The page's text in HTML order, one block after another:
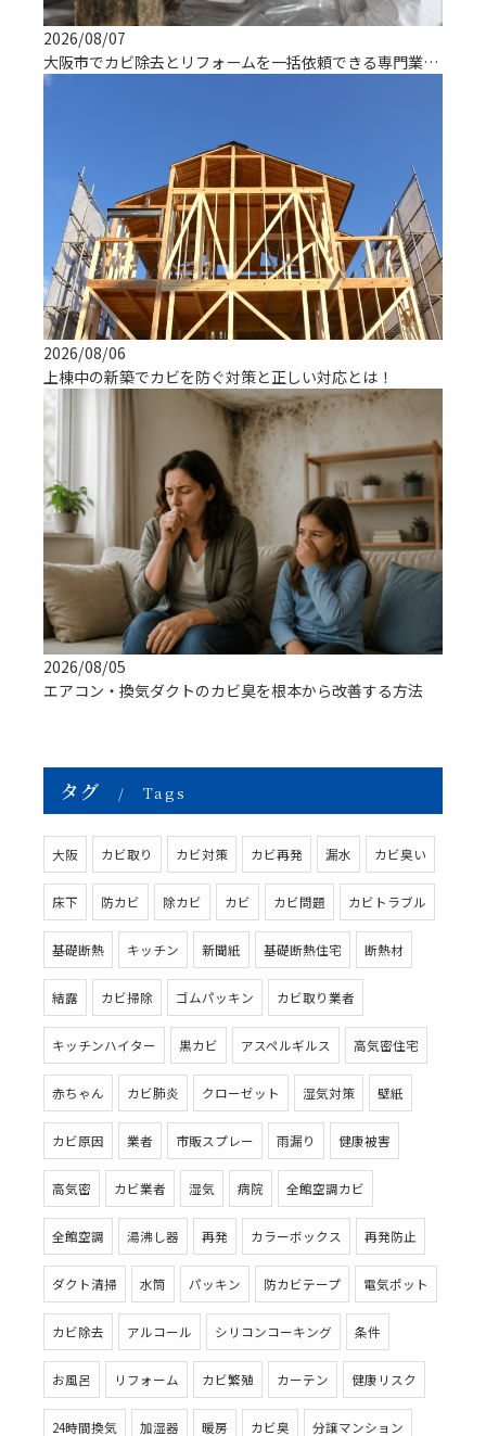
2026/08/07
大阪市でカビ除去とリフォームを一括依頼できる専門業者の選び方
2026/08/06
上棟中の新築でカビを防ぐ対策と正しい対応とは！
2026/08/05
エアコン・換気ダクトのカビ臭を根本から改善する方法
タグ Tags
大阪 カビ取り カビ対策 カビ再発 漏水 カビ臭い
床下 防カビ 除カビ カビ カビ問題 カビトラブル
基礎断熱 キッチン 新聞紙 基礎断熱住宅 断熱材
結露 カビ掃除 ゴムパッキン カビ取り業者
キッチンハイター 黒カビ アスペルギルス 高気密住宅
赤ちゃん カビ肺炎 クローゼット 湿気対策 壁紙
カビ原因 業者 市販スプレー 雨漏り 健康被害
高気密 カビ業者 湿気 病院 全館空調カビ
全館空調 湯沸し器 再発 カラーボックス 再発防止
ダクト清掃 水筒 パッキン 防カビテープ 電気ポット
カビ除去 アルコール シリコンコーキング 条件
お風呂 リフォーム カビ繁殖 カーテン 健康リスク
24時間換気 加湿器 暖房 カビ臭 分譲マンション